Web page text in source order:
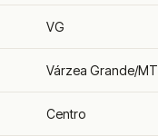
VG
Várzea Grande/MT
Centro